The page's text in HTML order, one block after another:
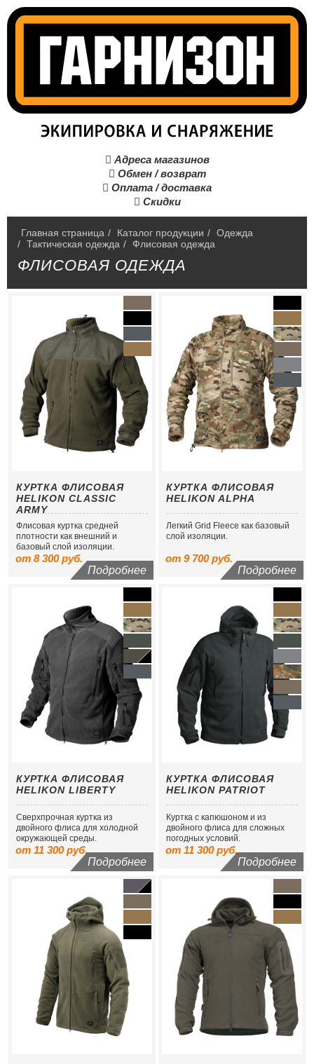
 Адреса магазинов
 Обмен / возврат
 Оплата / доставка
 Скидки
Главная страница / Каталог продукции / Одежда
/ Тактическая одежда / Флисовая одежда
ФЛИСОВАЯ ОДЕЖДА
КУРТКА ФЛИСОВАЯ
HELIKON CLASSIC
ARMY
Флисовая куртка средней
плотности как внешний и
базовый слой изоляции.
от 8 300 руб.
Подробнее
КУРТКА ФЛИСОВАЯ
HELIKON ALPHA
Легкий Grid Fleece как базовый
слой изоляции.
от 9 700 руб.
Подробнее
КУРТКА ФЛИСОВАЯ
HELIKON LIBERTY
Сверхпрочная куртка из
двойного флиса для холодной
окружающей среды.
от 11 300 руб.
Подробнее
КУРТКА ФЛИСОВАЯ
HELIKON PATRIOT
Куртка с капюшоном и из
двойного флиса для сложных
погодных условий.
от 11 300 руб.
Подробнее